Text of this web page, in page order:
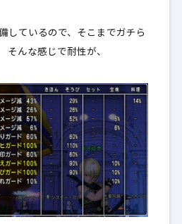
しているので、そこまでガチら
んな感じで耐性が、